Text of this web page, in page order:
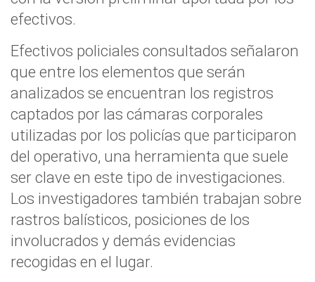
efectivos.
Efectivos policiales consultados señalaron
que entre los elementos que serán
analizados se encuentran los registros
captados por las cámaras corporales
utilizadas por los policías que participaron
del operativo, una herramienta que suele
ser clave en este tipo de investigaciones.
Los investigadores también trabajan sobre
rastros balísticos, posiciones de los
involucrados y demás evidencias
recogidas en el lugar.